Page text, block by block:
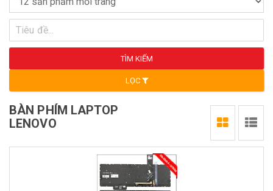
TÌM KIẾM
LỌC
BÀN PHÍM LAPTOP
LENOVO